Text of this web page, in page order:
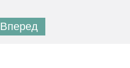
Вперед